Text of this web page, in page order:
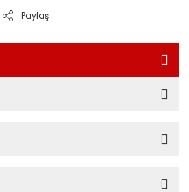
Paylaş